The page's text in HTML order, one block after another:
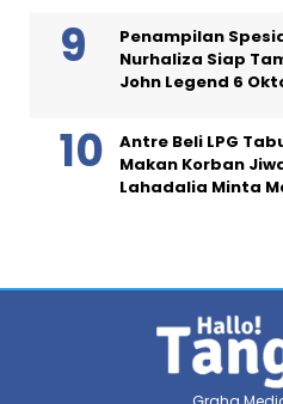
Penampilan
Nurhaliza Siap
John Legend 6
Antre Beli LPG
Makan Korban
Lahadalia Minta